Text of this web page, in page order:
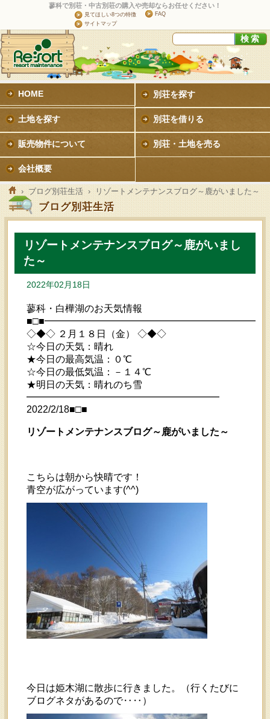
蓼科で別荘・中古別荘の購入や売却ならお任せください！
見てほしい8つの特徴
FAQ
サイトマップ
HOME 別荘を探す
土地を探す 別荘を借りる
販売物件について 別荘・土地を売る
会社概要
›ブログ別荘生活› リゾートメンテナンスブログ～鹿がいました～
ブログ別荘生活
リゾートメンテナンスブログ～鹿がいまし
た～
2022年02月18日
蓼科・白樺湖のお天気情報
◇◆◇ ２月１８日（金） ◇◆◇
☆今日の天気：晴れ
★今日の最高気温：０℃
☆今日の最低気温：－１４℃
★明日の天気：晴れのち雪
━━━━━━━━━━━━━━━━━━━━
2022/2/18■□■
リゾートメンテナンスブログ～鹿がいました～
こちらは朝から快晴です！
青空が広がっています(^^)
今日は姫木湖に散歩に行きました。（行くたびに
ブログネタがあるので‥‥）